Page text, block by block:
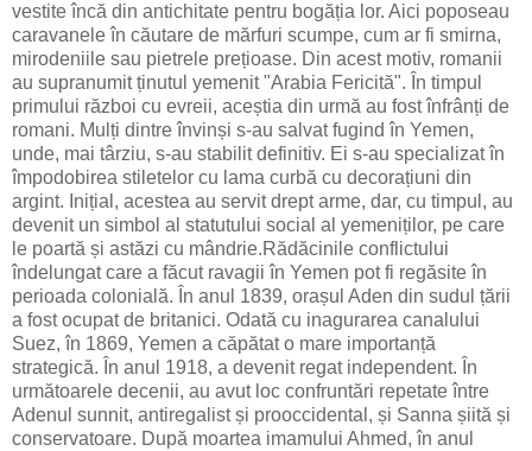
vestite încă din antichitate pentru bogăția lor. Aici poposeau
caravanele în căutare de mărfuri scumpe, cum ar fi smirna,
mirodeniile sau pietrele prețioase. Din acest motiv, romanii
au supranumit ținutul yemenit "Arabia Fericită". În timpul
primului război cu evreii, aceștia din urmă au fost înfrânți de
romani. Mulți dintre învinși s-au salvat fugind în Yemen,
unde, mai târziu, s-au stabilit definitiv. Ei s-au specializat în
împodobirea stiletelor cu lama curbă cu decorațiuni din
argint. Inițial, acestea au servit drept arme, dar, cu timpul, au
devenit un simbol al statutului social al yemeniților, pe care
le poartă și astăzi cu mândrie.Rădăcinile conflictului
îndelungat care a făcut ravagii în Yemen pot fi regăsite în
perioada colonială. În anul 1839, orașul Aden din sudul țării
a fost ocupat de britanici. Odată cu inagurarea canalului
Suez, în 1869, Yemen a căpătat o mare importanță
strategică. În anul 1918, a devenit regat independent. În
următoarele decenii, au avut loc confruntări repetate între
Adenul sunnit, antiregalist și prooccidental, și Sanna șiită și
conservatoare. După moartea imamului Ahmed, în anul